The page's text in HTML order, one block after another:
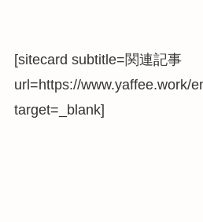
[sitecard subtitle=関連記事
url=https://www.yaffee.work/
target=_blank]